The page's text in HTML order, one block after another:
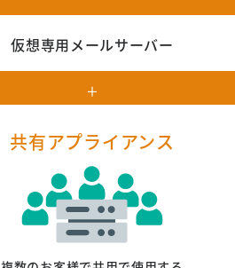
仮想専用メールサーバー
＋
共有アプライアンス